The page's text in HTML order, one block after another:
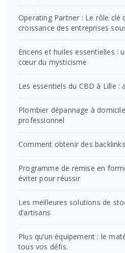
Operating Partner : Le rôle clé
croissance des entreprises
Encens et huiles essentielles :
cœur du mysticisme
Les essentiels du CBD à Lille :
Plombier dépannage à
professionnel
Comment obtenir des
Programme de remise en
éviter pour réussir
Les meilleures solutions de
d’artisans
Plus qu’un équipement : le
tous vos défis.